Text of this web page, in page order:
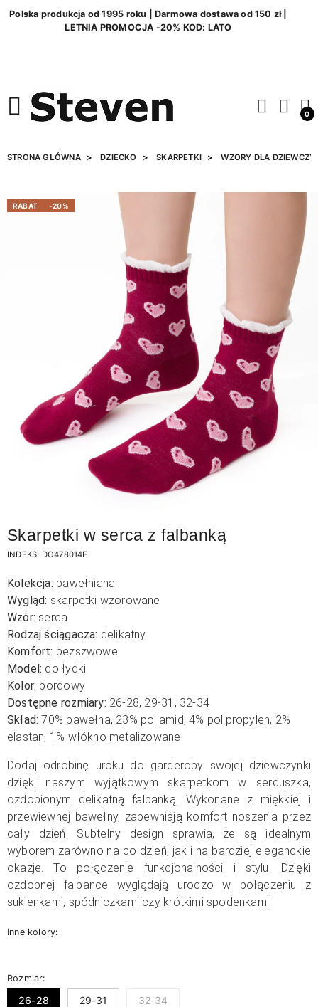
Polska produkcja od 1995 roku | Darmowa dostawa od 150 zł |
LETNIA PROMOCJA -20% KOD: LATO
0
STRONA GŁÓWNA DZIECKO SKARPETKI WZORY DLA
RABAT -20%
Skarpetki w serca z falbanką
INDEKS: DO478014E
Kolekcja: bawełniana
Wygląd: skarpetki wzorowane
Wzór: serca
Rodzaj ściągacza: delikatny
Komfort: bezszwowe
Model: do łydki
Kolor: bordowy
Dostępne rozmiary: 26-28, 29-31, 32-34
Skład: 70% bawełna, 23% poliamid, 4% polipropylen, 2%
elastan, 1% włókno metalizowane
Dodaj odrobinę uroku do garderoby swojej dziewczynki
dzięki naszym wyjątkowym skarpetkom w serduszka,
ozdobionym delikatną falbanką. Wykonane z miękkiej i
przewiewnej bawełny, zapewniają komfort noszenia przez
cały dzień. Subtelny design sprawia, że są idealnym
wyborem zarówno na co dzień, jak i na bardziej eleganckie
okazje. To połączenie funkcjonalności i stylu. Dzięki
ozdobnej falbance wyglądają uroczo w połączeniu z
sukienkami, spódniczkami czy krótkimi spodenkami.
Inne kolory:
Rozmiar:
26-28 29-31 32-34